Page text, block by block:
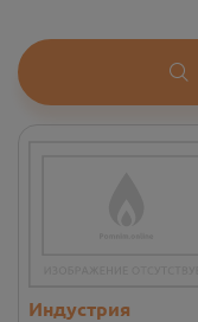
Индустрия